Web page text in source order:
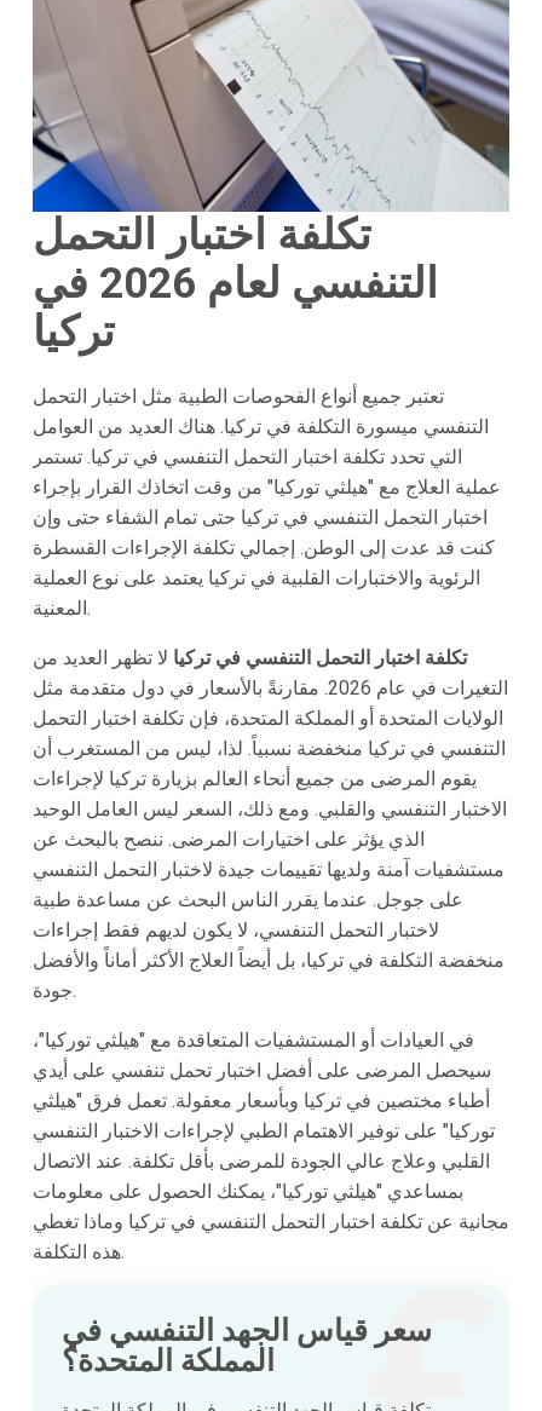
تكلفة اختبار التحمل
التنفسي لعام 2026 في
تركيا
تعتبر جميع أنواع الفحوصات الطبية مثل اختبار التحمل
التنفسي ميسورة التكلفة في تركيا. هناك العديد من العوامل
التي تحدد تكلفة اختبار التحمل التنفسي في تركيا. تستمر
عملية العلاج مع "هيلثي توركيا" من وقت اتخاذك القرار بإجراء
اختبار التحمل التنفسي في تركيا حتى تمام الشفاء حتى وإن
كنت قد عدت إلى الوطن. إجمالي تكلفة الإجراءات القسطرة
الرئوية والاختبارات القلبية في تركيا يعتمد على نوع العملية
المعنية.
تكلفة اختبار التحمل التنفسي في تركيا لا تظهر العديد من
التغيرات في عام 2026. مقارنةً بالأسعار في دول متقدمة مثل
الولايات المتحدة أو المملكة المتحدة، فإن تكلفة اختبار التحمل
التنفسي في تركيا منخفضة نسبياً. لذا، ليس من المستغرب أن
يقوم المرضى من جميع أنحاء العالم بزيارة تركيا لإجراءات
الاختبار التنفسي والقلبي. ومع ذلك، السعر ليس العامل الوحيد
الذي يؤثر على اختيارات المرضى. ننصح بالبحث عن
مستشفيات آمنة ولديها تقييمات جيدة لاختبار التحمل التنفسي
على جوجل. عندما يقرر الناس البحث عن مساعدة طبية
لاختبار التحمل التنفسي، لا يكون لديهم فقط إجراءات
منخفضة التكلفة في تركيا، بل أيضاً العلاج الأكثر أماناً والأفضل
جودة.
في العيادات أو المستشفيات المتعاقدة مع "هيلثي توركيا"،
سيحصل المرضى على أفضل اختبار تحمل تنفسي على أيدي
أطباء مختصين في تركيا وبأسعار معقولة. تعمل فرق "هيلثي
توركيا" على توفير الاهتمام الطبي لإجراءات الاختبار التنفسي
القلبي وعلاج عالي الجودة للمرضى بأقل تكلفة. عند الاتصال
بمساعدي "هيلثي توركيا"، يمكنك الحصول على معلومات
مجانية عن تكلفة اختبار التحمل التنفسي في تركيا وماذا تغطي
هذه التكلفة.
سعر قياس الجهد التنفسي في
المملكة المتحدة؟